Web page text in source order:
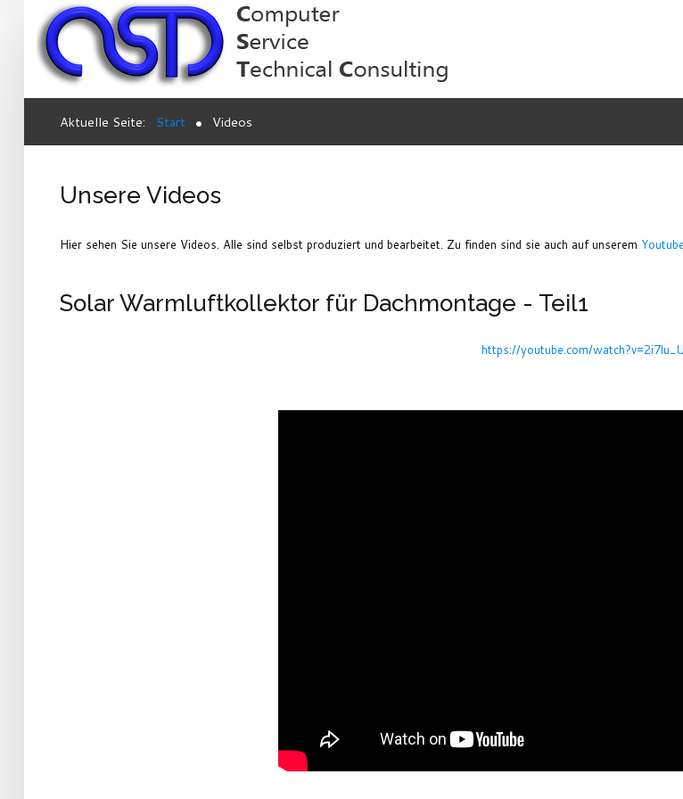
Aktuelle Seite: Start Videos
Unsere Videos
Hier sehen Sie unsere Videos. Alle sind selbst produziert und bearbeitet. Zu finden sind sie auch auf unserem
Solar Warmluftkollektor für Dachmontage - Teil1
https://youtube.com/